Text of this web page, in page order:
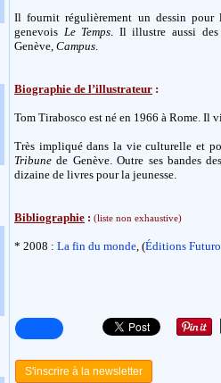
Il fournit régulièrement un dessin pour
genevois Le Temps. Il illustre aussi des
Genève, Campus.
Biographie de l’illustrateur :
Tom Tirabosco est né en 1966 à Rome. Il
Très impliqué dans la vie culturelle et
Tribune de Genève. Outre ses bandes
dizaine de livres pour la jeunesse.
Bibliographie : (liste non exhaustive)
* 2008 : La fin du monde, (Éditions
S'inscrire à la newsletter